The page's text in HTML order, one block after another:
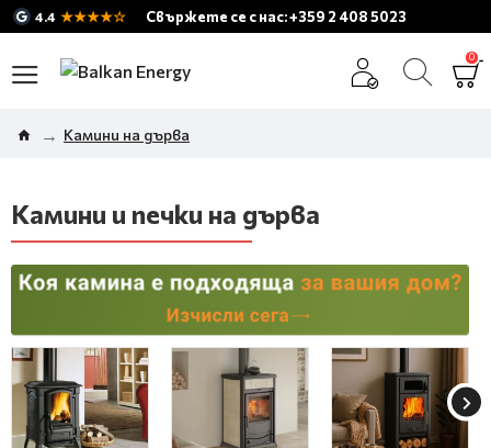
4.4 ★★★★☆ Свържете се с нас: +359 2 408 5023
0
Камини на дърва
Камини и печки на дърва